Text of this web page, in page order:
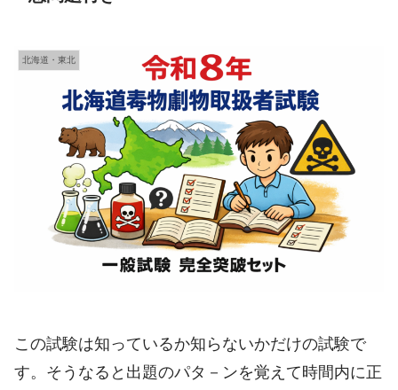
北海道・東北
この試験は知っているか知らないかだけの試験で
す。そうなると出題のパタ－ンを覚えて時間内に正